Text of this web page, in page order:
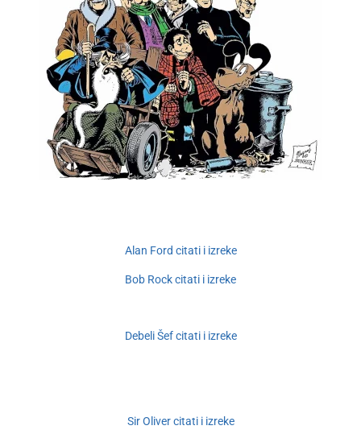
Alan Ford citati i izreke
Bob Rock citati i izreke
Sir Oliver citati i izreke
Debeli Šef citati i izreke